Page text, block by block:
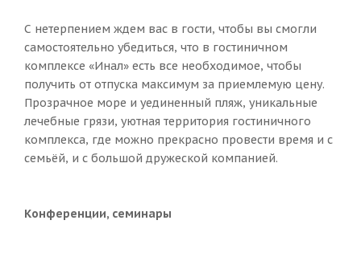
С нетерпением ждем вас в гости, чтобы вы смогли
самостоятельно убедиться, что в гостиничном
комплексе «Инал» есть все необходимое, чтобы
получить от отпуска максимум за приемлемую цену.
Прозрачное море и уединенный пляж, уникальные
лечебные грязи, уютная территория гостиничного
комплекса, где можно прекрасно провести время и с
семьёй, и с большой дружеской компанией.
Конференции, семинары